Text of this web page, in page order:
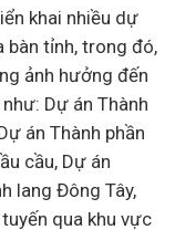
khai nhiều dự
bàn tỉnh, trong đó,
ảnh hưởng đến
Dự án Thành
án Thành phần
cầu, Dự án
lang Đông Tây,
qua khu vực